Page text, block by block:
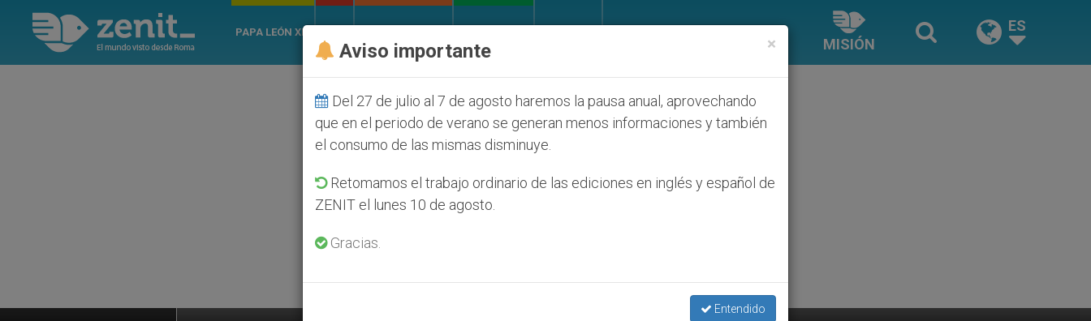
PAPA LEÓN XIV
MISIÓN
ES
×
Aviso importante
Del 27 de julio al 7 de agosto haremos la pausa anual, aprovechando
que en el periodo de verano se generan menos informaciones y también
el consumo de las mismas disminuye.
Retomamos el trabajo ordinario de las ediciones en inglés y español de
ZENIT el lunes 10 de agosto.
Gracias.
Entendido